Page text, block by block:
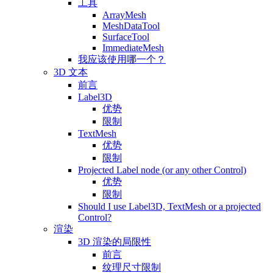
工具
ArrayMesh
MeshDataTool
SurfaceTool
ImmediateMesh
我应该使用哪一个？
3D 文本
前言
Label3D
优势
限制
TextMesh
优势
限制
Projected Label node (or any other Control)
优势
限制
Should I use Label3D, TextMesh or a projected
Control?
渲染
3D 渲染的局限性
前言
纹理尺寸限制